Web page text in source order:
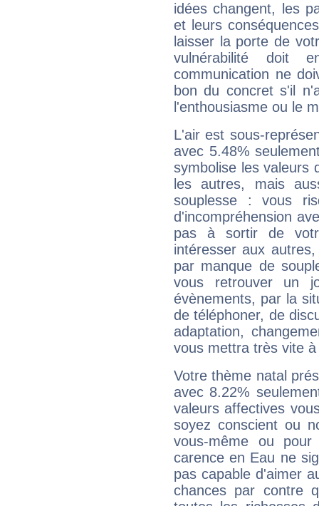
idées changent, les
et leurs
laisser la porte de
vulnérabilité doit
communication ne
bon du concret s'il
l'enthousiasme ou le
L'air est sous-
avec 5.48%
symbolise les valeurs
les autres, mais
souplesse : vous
d'incompréhension
pas à sortir de
intéresser aux
par manque de
vous retrouver un
évènements, par la
de téléphoner, de
adaptation,
vous mettra très vite
Votre thème natal
avec 8.22%
valeurs affectives
soyez conscient ou
vous-même ou
carence en Eau ne
pas capable d'aimer
chances par contre